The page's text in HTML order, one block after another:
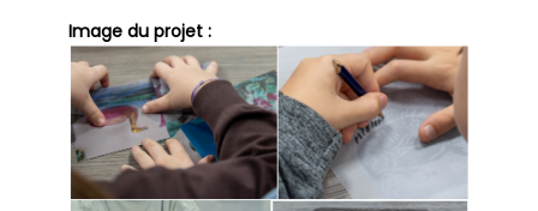
Image du projet :